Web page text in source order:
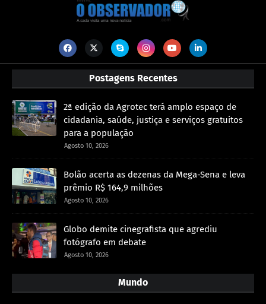
Postagens Recentes
2ª edição da Agrotec terá amplo espaço de
cidadania, saúde, justiça e serviços gratuitos
para a população
Agosto 10, 2026
Bolão acerta as dezenas da Mega-Sena e leva
prêmio R$ 164,9 milhões
Agosto 10, 2026
Globo demite cinegrafista que agrediu
fotógrafo em debate
Agosto 10, 2026
Mundo